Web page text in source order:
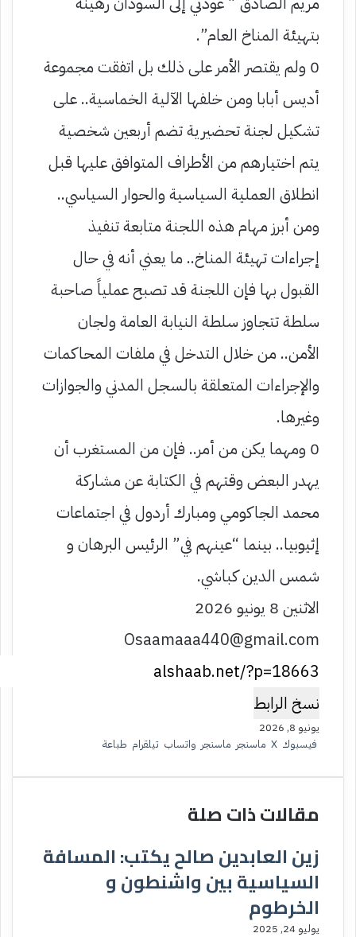
بتهيئة المناخ العام”.
0 ولم يقتصر الأمر على ذلك بل اتفقت مجموعة
أديس أبابا ومن خلفها الآلية الخماسية.. على
تشكيل لجنة تحضيرية تضم أربعين شخصية
يتم اختيارهم من الأطراف المتوافق عليها قبل
انطلاق العملية السياسية والحوار السياسي..
ومن أبرز مهام هذه اللجنة متابعة تنفيذ
إجراءات تهيئة المناخ.. ما يعني أنه في حال
القبول بها فإن اللجنة قد تصبح عملياً صاحبة
سلطة تتجاوز سلطة النيابة العامة ولجان
الأمن.. من خلال التدخل في ملفات المحاكمات
والإجراءات المتعلقة بالسجل المدني والجوازات
وغيرها.
0 ومهما يكن من أمر.. فإن من المستغرب أن
يهدر البعض وقتهم في الكتابة عن مشاركة
محمد الجاكومي ومبارك أردول في اجتماعات
إثيوبيا.. بينما “عينهم في” الرئيس البرهان و
شمس الدين كباشي.
الاثنين 8 يونيو 2026
Osaamaaa440@gmail.com
نسخ الرابط
يونيو 8, 2026
فيسبوك ‫X ماسنجر ماسنجر واتساب تيلقرام طباعة
مقالات ذات صلة
زين العابدين صالح يكتب: المسافة
السياسية بين واشنطون و
الخرطوم
يوليو 24, 2025